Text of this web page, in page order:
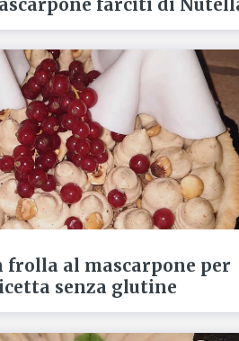
farciti di
frolla al mascarpone per
senza glutine